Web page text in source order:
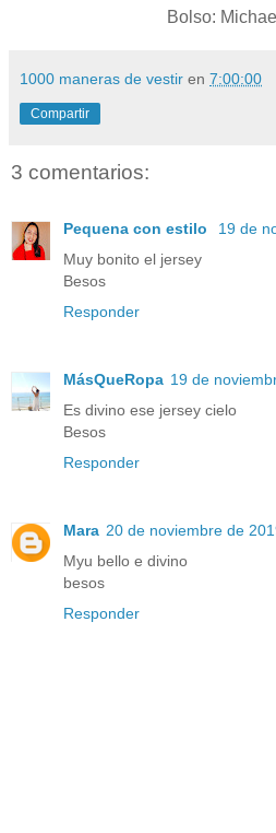
Bolso:
1000 maneras de vestir en 7:00:00
Compartir
3 comentarios:
Pequena con estilo
19 de
Muy bonito el jersey
Besos
Responder
MásQueRopa 19 de
Es divino ese jersey cielo
Besos
Responder
Mara 20 de noviembre de
Myu bello e divino
besos
Responder